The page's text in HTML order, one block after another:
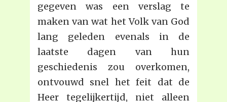
gegeven was een verslag te
maken van wat het Volk van God
lang geleden evenals in de
laatste dagen van hun
geschiedenis zou overkomen,
ontvouwd snel het feit dat de
Heer tegelijkertijd, niet alleen